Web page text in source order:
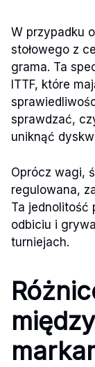
W przypadku
stołowego z
grama. Ta
ITTF, które
sprawdzać,
uniknąć
Oprócz wagi,
regulowana,
Ta jednolitość
odbiciu i
turniejach.